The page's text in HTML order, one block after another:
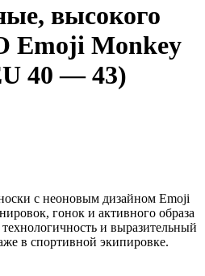
высокого
Emoji Monkey
40 — 43)
с неоновым дизайном Emoji
гонок и активного образа
и выразительный
в спортивной экипировке.